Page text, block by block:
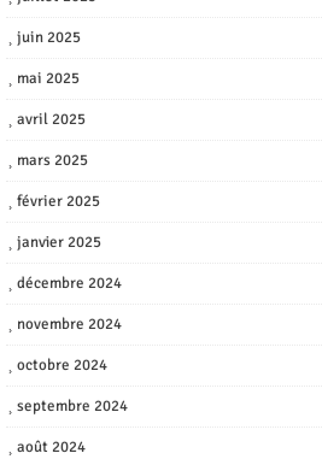
juin 2025
mai 2025
avril 2025
mars 2025
février 2025
janvier 2025
décembre 2024
novembre 2024
octobre 2024
septembre 2024
août 2024